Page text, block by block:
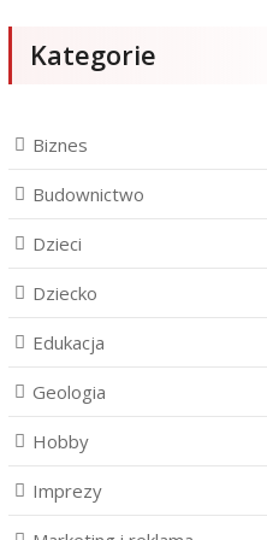
Kategorie
Biznes
Budownictwo
Dzieci
Dziecko
Edukacja
Geologia
Hobby
Imprezy